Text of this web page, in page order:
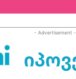
- Advertisement -